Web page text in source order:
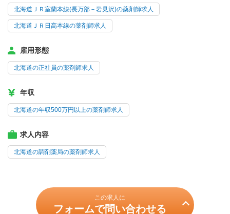
北海道ＪＲ室蘭本線(長万部－岩見沢)の薬剤師求人
北海道ＪＲ日高本線の薬剤師求人
雇用形態
北海道の正社員の薬剤師求人
年収
北海道の年収500万円以上の薬剤師求人
求人内容
北海道の調剤薬局の薬剤師求人
この求人に
フォームで問い合わせる